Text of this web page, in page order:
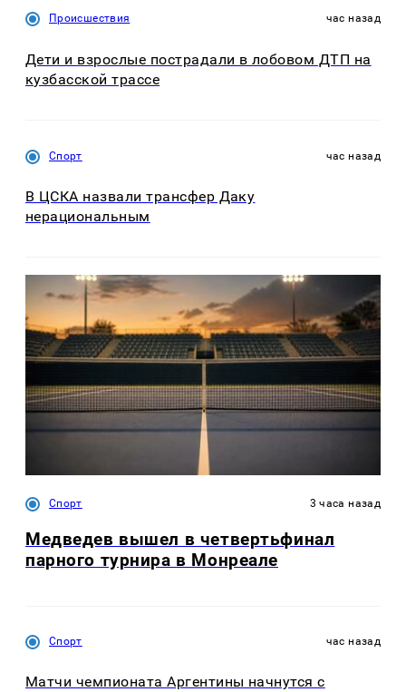
Происшествия час назад
Дети и взрослые пострадали в лобовом ДТП на
кузбасской трассе
Спорт час назад
В ЦСКА назвали трансфер Даку
нерациональным
Спорт 3 часа назад
Медведев вышел в четвертьфинал
парного турнира в Монреале
Спорт час назад
Матчи чемпионата Аргентины начнутся с